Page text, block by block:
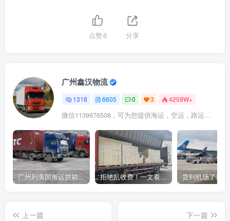
点赞6 分享
广州鑫汉物流
1318 6605 0 3 4259W+
微信1139976508，可为您提供海运，空运，路运，铁路运输
广州到美国海运拼箱多少钱？2024年最新运费构成+隐藏费用避坑指南 拒绝乱收费！一文看懂中国货代计费套路，教你避开所有隐形坑
上一篇
下一篇